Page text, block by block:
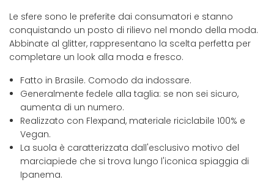
Le sfere sono le preferite dai consumatori e stanno
conquistando un posto di rilievo nel mondo della moda.
Abbinate al glitter, rappresentano la scelta perfetta per
completare un look alla moda e fresco.
Fatto in Brasile. Comodo da indossare.
Generalmente fedele alla taglia: se non sei sicuro,
aumenta di un numero.
Realizzato con Flexpand, materiale riciclabile 100% e
Vegan.
La suola è caratterizzata dall'esclusivo motivo del
marciapiede che si trova lungo l'iconica spiaggia di
Ipanema.